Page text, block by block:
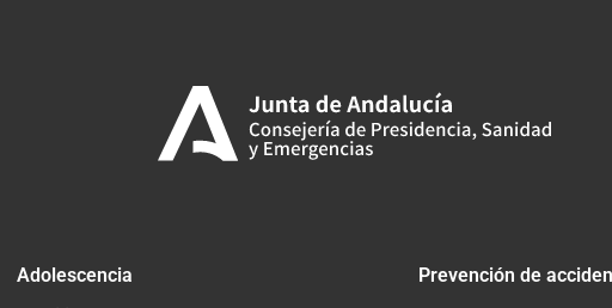
Adolescencia
Prevención de